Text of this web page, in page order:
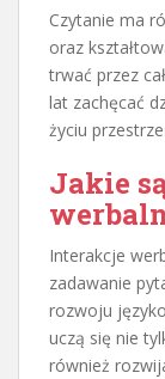
Czytanie ma
oraz
trwać przez
lat zachęcać
życiu
Jakie
Interakcje
zadawanie
rozwoju
uczą się nie
również